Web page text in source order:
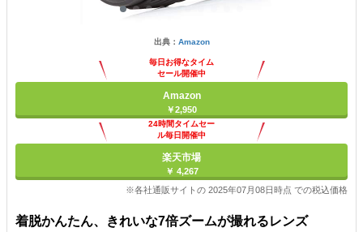
出典： Amazon
毎日お得なタイム
セール開催中
Amazon
￥2,950
24時間タイムセー
ル毎日開催中
楽天市場
￥ 4,267
※各社通販サイトの 2025年07月08日時点 での税込価格
着脱かんたん、きれいな7倍ズームが撮れるレンズ